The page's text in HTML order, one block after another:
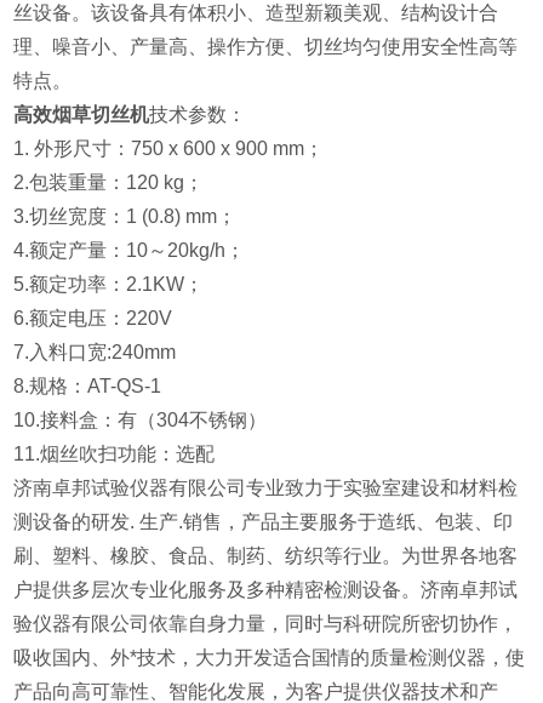
丝设备。该设备具有体积小、造型新颖美观、结构设计合
理、噪音小、产量高、操作方便、切丝均匀使用安全性高等
特点。
高效烟草切丝机技术参数：
1. 外形尺寸：750 x 600 x 900 mm；
2.包装重量：120 kg；
3.切丝宽度：1 (0.8) mm；
4.额定产量：10～20kg/h；
5.额定功率：2.1KW；
6.额定电压：220V
7.入料口宽:240mm
8.规格：AT-QS-1
10.接料盒：有（304不锈钢）
11.烟丝吹扫功能：选配
济南卓邦试验仪器有限公司专业致力于实验室建设和材料检
测设备的研发. 生产.销售，产品主要服务于造纸、包装、印
刷、塑料、橡胶、食品、制药、纺织等行业。为世界各地客
户提供多层次专业化服务及多种精密检测设备。济南卓邦试
验仪器有限公司依靠自身力量，同时与科研院所密切协作，
吸收国内、外*技术，大力开发适合国情的质量检测仪器，使
产品向高可靠性、智能化发展，为客户提供仪器技术和产